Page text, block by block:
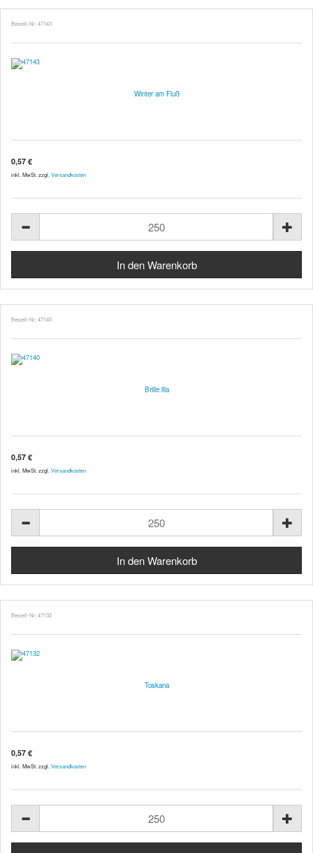
Bestell-Nr. 47143
Winter am Fluß
0,57 €
inkl. MwSt. zzgl. Versandkosten
Bestell-Nr. 47140
Brille lila
0,57 €
inkl. MwSt. zzgl. Versandkosten
Bestell-Nr. 47132
Toskana
0,57 €
inkl. MwSt. zzgl. Versandkosten